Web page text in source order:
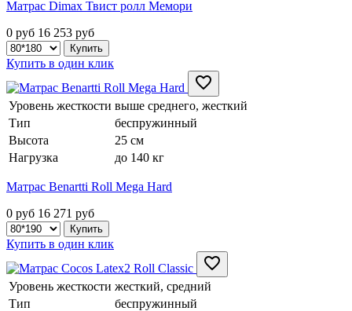
Матрас Dimax Твист ролл Мемори
0 руб 16 253 руб
Купить в один клик
Уровень жесткости выше среднего, жесткий
Тип
беспружинный
Высота
25 см
Нагрузка
до 140 кг
Матрас Benartti Roll Mega Hard
0 руб 16 271 руб
Купить в один клик
Уровень жесткости жесткий, средний
Тип
беспружинный